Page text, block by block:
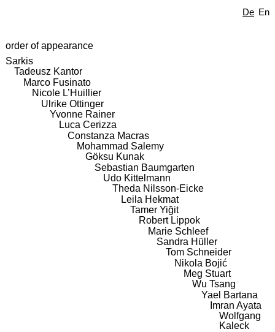
De En
order of appearance
Sarkis
Tadeusz Kantor
Marco Fusinato
Nicole L’Huillier
Ulrike Ottinger
Yvonne Rainer
Luca Cerizza
Constanza Macras
Mohammad Salemy
Göksu Kunak
Sebastian Baumgarten
Udo Kittelmann
Theda Nilsson-Eicke
Leila Hekmat
Tamer Yiğit
Robert Lippok
Marie Schleef
Sandra Hüller
Tom Schneider
Nikola Bojić
Meg Stuart
Wu Tsang
Yael Bartana
Imran Ayata
Wolfgang
Kaleck